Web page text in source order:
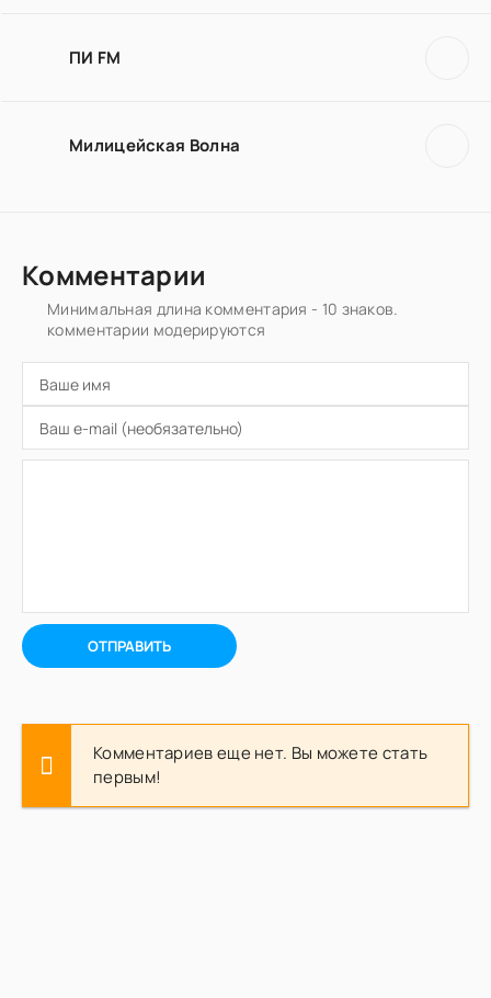
ПИ FM
Милицейская Волна
Комментарии
Минимальная длина комментария - 10 знаков.
комментарии модерируются
ОТПРАВИТЬ
Комментариев еще нет. Вы можете стать
первым!